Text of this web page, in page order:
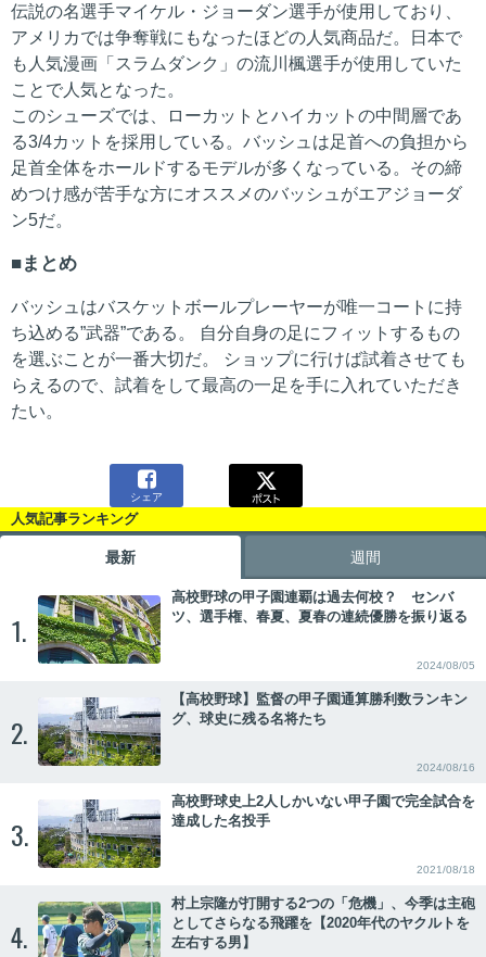
伝説の名選手マイケル・ジョーダン選手が使用しており、
アメリカでは争奪戦にもなったほどの人気商品だ。日本で
も人気漫画「スラムダンク」の流川楓選手が使用していた
ことで人気となった。
このシューズでは、ローカットとハイカットの中間層であ
る3/4カットを採用している。バッシュは足首への負担から
足首全体をホールドするモデルが多くなっている。その締
めつけ感が苦手な方にオススメのバッシュがエアジョーダ
ン5だ。
まとめ
バッシュはバスケットボールプレーヤーが唯一コートに持
ち込める”武器”である。 自分自身の足にフィットするもの
を選ぶことが一番大切だ。 ショップに行けば試着させても
らえるので、試着をして最高の一足を手に入れていただき
たい。

シェア
人気記事ランキング
最新 週間
1.
高校野球の甲子園連覇は過去何校？ センバ
ツ、選手権、春夏、夏春の連続優勝を振り返る
2024/08/05
2.
【高校野球】監督の甲子園通算勝利数ランキン
グ、球史に残る名将たち
2024/08/16
3.
高校野球史上2人しかいない甲子園で完全試合を
達成した名投手
2021/08/18
4.
村上宗隆が打開する2つの「危機」、今季は主砲
としてさらなる飛躍を【2020年代のヤクルトを
左右する男】